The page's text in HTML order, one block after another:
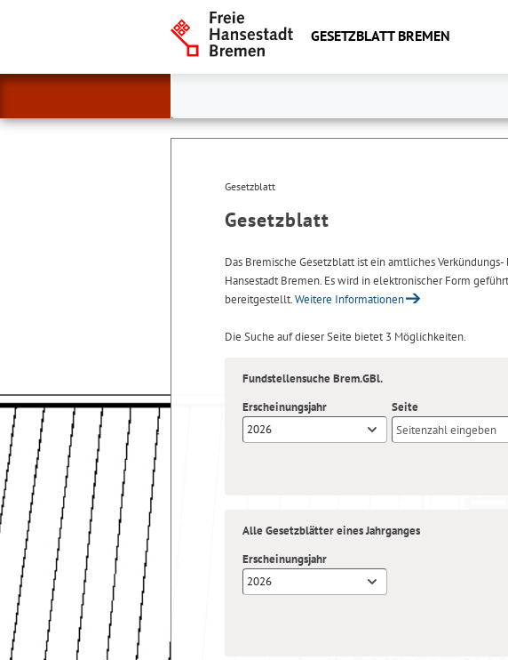
GESETZBLATT BREMEN
Gesetzblatt
Gesetzblatt
Das Bremische Gesetzblatt ist ein amtliches
Hansestadt Bremen. Es wird in elektronischer Form
bereitgestellt.Weitere Informationen
Die Suche auf dieser Seite bietet 3 Möglichkeiten.
Fundstellensuche Brem.GBl.
Erscheinungsjahr
2026
Seite
Alle Gesetzblätter eines Jahrganges
Erscheinungsjahr
2026